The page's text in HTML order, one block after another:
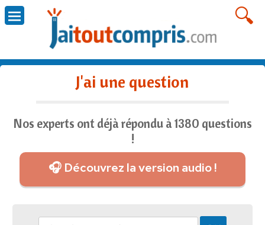
J'ai une question
Nos experts ont déjà répondu à 1380 questions
!
🎧 Découvrez la version audio !